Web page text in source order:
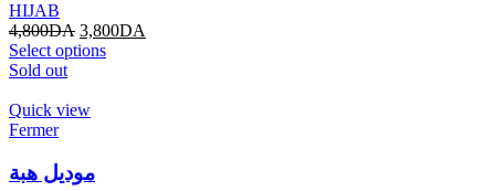
HIJAB
4,800DA 3,800DA
Select options
Sold out
Quick view
Fermer
موديل هبة